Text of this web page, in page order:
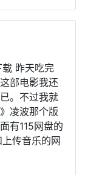
昨天吃完
部电影我还
。不过我就
凌波那个版
有115网盘的
传音乐的网